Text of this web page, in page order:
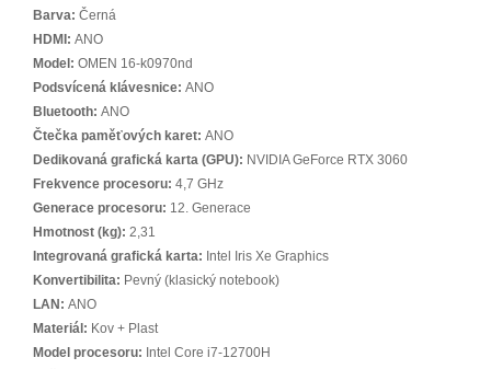
Barva: Černá
HDMI: ANO
Model: OMEN 16-k0970nd
Podsvícená klávesnice: ANO
Bluetooth: ANO
Čtečka paměťových karet: ANO
Dedikovaná grafická karta (GPU): NVIDIA GeForce RTX 3060
Frekvence procesoru: 4,7 GHz
Generace procesoru: 12. Generace
Hmotnost (kg): 2,31
Integrovaná grafická karta: Intel Iris Xe Graphics
Konvertibilita: Pevný (klasický notebook)
LAN: ANO
Materiál: Kov + Plast
Model procesoru: Intel Core i7-12700H